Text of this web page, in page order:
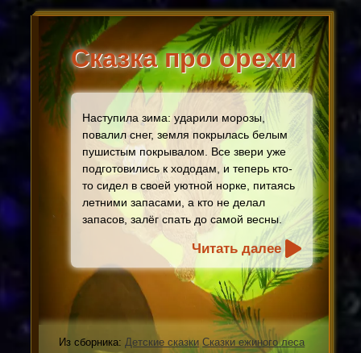
Сказка про орехи
Наступила зима: ударили морозы,
повалил снег, земля покрылась белым
пушистым покрывалом. Все звери уже
подготовились к хододам, и теперь кто-
то сидел в своей уютной норке, питаясь
летними запасами, а кто не делал
запасов, залёг спать до самой весны.
Читать далее
Из сборника: Детские сказки Сказки ежиного леса